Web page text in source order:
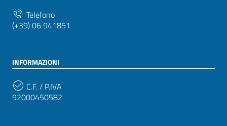
Telefono
(+39) 06 941851
INFORMAZIONI
C.F. / P.IVA
92000450582